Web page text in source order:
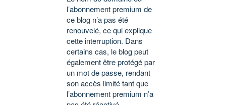
l’abonnement premium de
ce blog n’a pas été
renouvelé, ce qui explique
cette interruption. Dans
certains cas, le blog peut
également être protégé par
un mot de passe, rendant
son accès limité tant que
l’abonnement premium n’a